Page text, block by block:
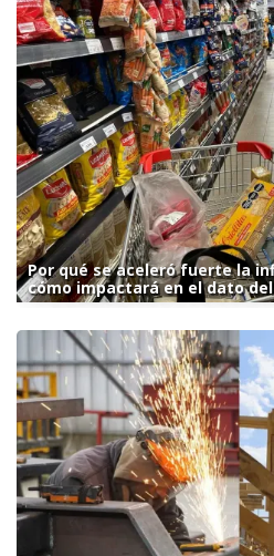
Por qué se aceleró fuerte la
cómo impactará en el dato